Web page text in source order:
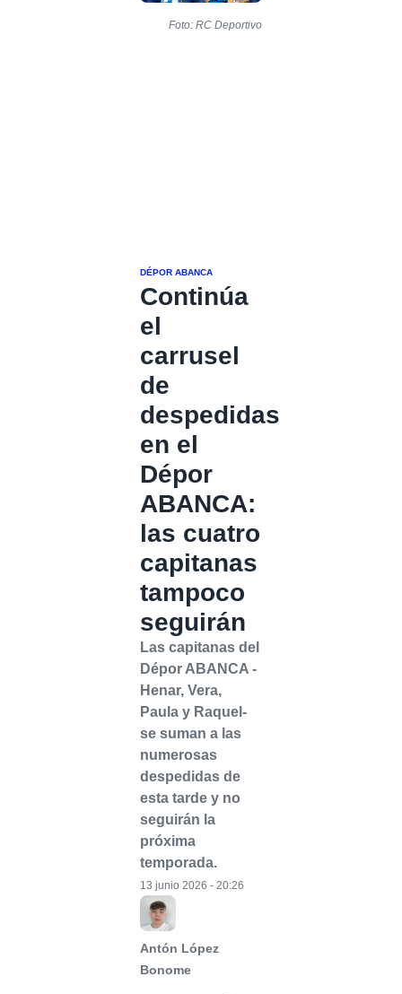
Foto: RC Deportivo
DÉPOR ABANCA
Continúa
el
carrusel
de
despedidas
en el
Dépor
ABANCA:
las cuatro
capitanas
tampoco
seguirán
Las capitanas del
Dépor ABANCA -
Henar, Vera,
Paula y Raquel-
se suman a las
numerosas
despedidas de
esta tarde y no
seguirán la
próxima
temporada.
Antón López
Bonome
13 junio 2026 - 20:26